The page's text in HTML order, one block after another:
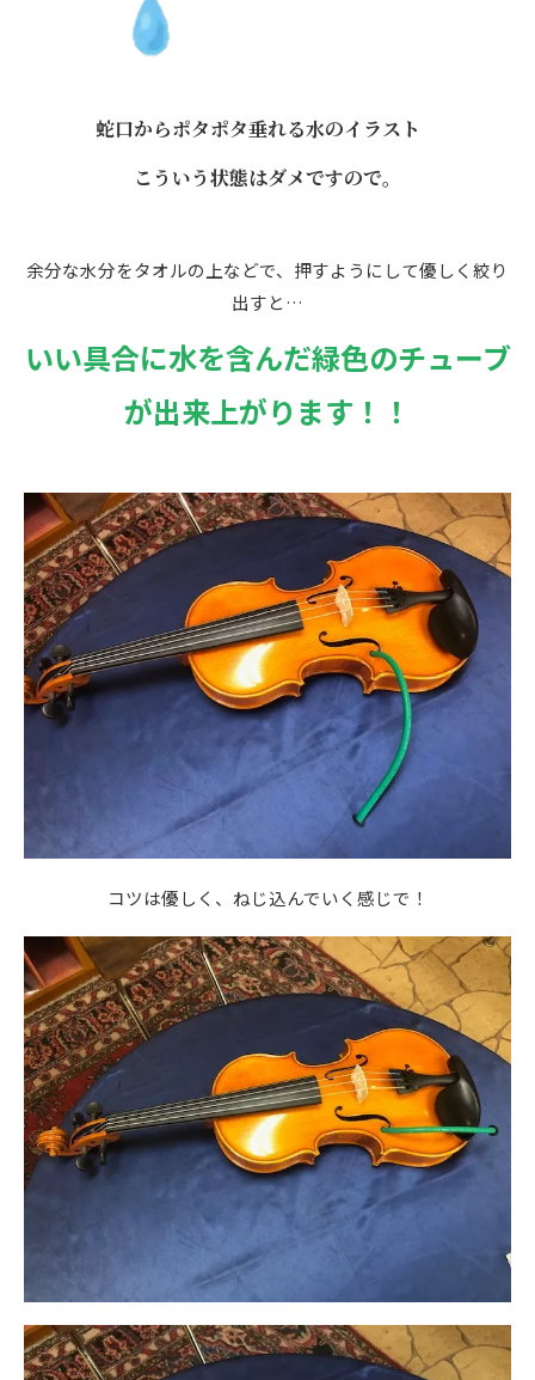
蛇口からポタポタ垂れる水のイラスト
こういう状態はダメですので。
余分な水分をタオルの上などで、押すようにして優しく絞り
出すと…
いい具合に水を含んだ緑色のチューブ
が出来上がります！！
コツは優しく、ねじ込んでいく感じで！